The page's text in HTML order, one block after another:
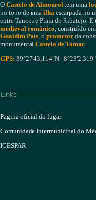
O Castelo de Almourol tem uma
no topo de uma ilha escarpada no
entre Tancos e Praia do Ribatejo. É
medieval românico , construído
Gualdim Pais, o promotorda
monumental Castelo de Tomar.
GPS: 39°27'43,114"N -
Pagina oficial do lugar
Comunidade Intermunicipal do
IGESPAR